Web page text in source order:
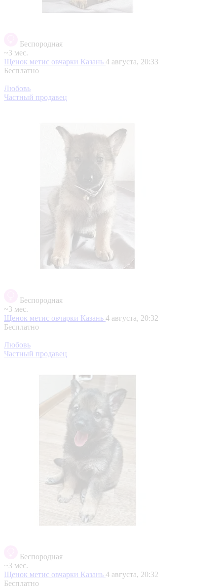
Беспородная
~3 мес.
Щенок метис овчарки Казань 4 августа, 20:33
Бесплатно
Любовь
Частный продавец
Беспородная
~3 мес.
Щенок метис овчарки Казань 4 августа, 20:32
Бесплатно
Любовь
Частный продавец
Беспородная
~3 мес.
Щенок метис овчарки Казань 4 августа, 20:32
Бесплатно